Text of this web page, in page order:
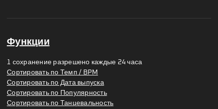
Функции
1 сохранение разрешено каждые 24 часа
Сортировать по Темп / BPM
Сортировать по Дата выпуска
Сортировать по Популярность
Сортировать по Танцевальность